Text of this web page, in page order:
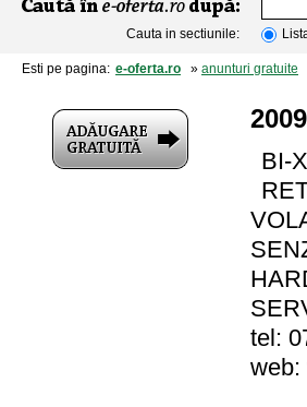
Cauta in sectiunile:
Esti pe pagina: e-oferta.ro » anunturi gratuite
BI-
tel:
web: